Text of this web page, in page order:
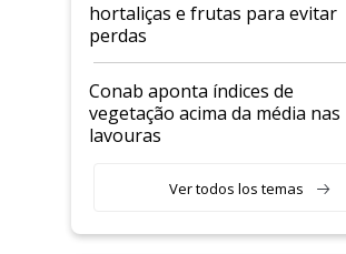
hortaliças e frutas para evitar
perdas
Conab aponta índices de
vegetação acima da média nas
lavouras
Ver todos los temas